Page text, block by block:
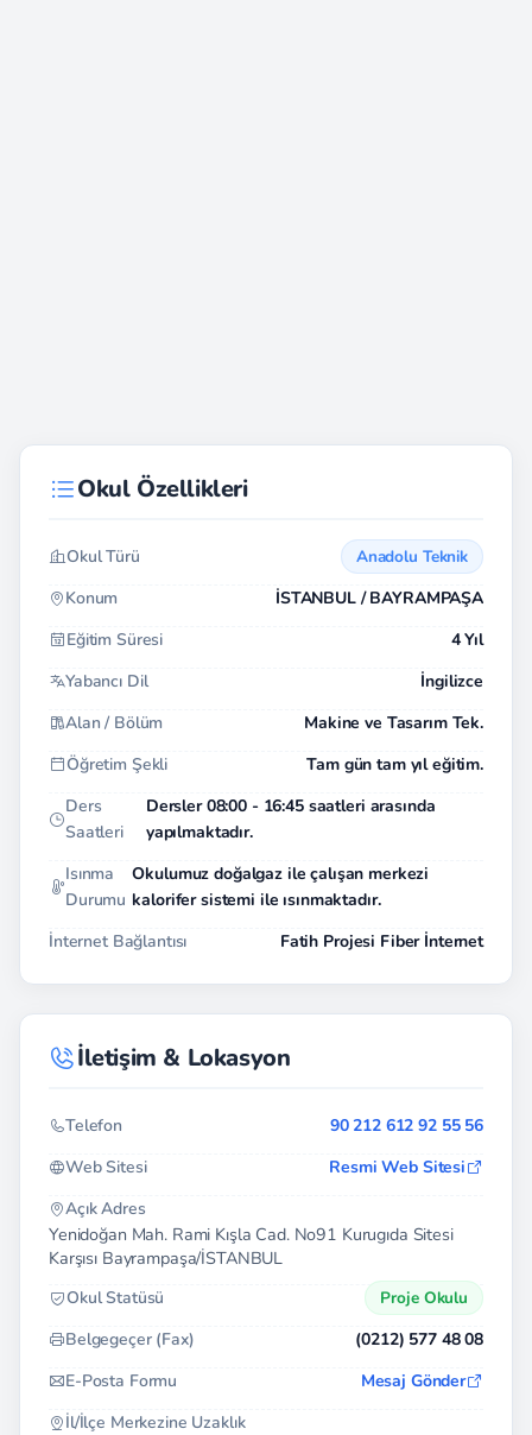
Okul Özellikleri
Okul Türü
Anadolu Teknik
Konum
İSTANBUL / BAYRAMPAŞA
Eğitim Süresi
4 Yıl
Yabancı Dil
İngilizce
Alan / Bölüm
Makine ve Tasarım Tek.
Öğretim Şekli
Tam gün tam yıl eğitim.
Ders
Saatleri
Dersler 08:00 - 16:45 saatleri arasında
yapılmaktadır.
Isınma
Durumu
Okulumuz doğalgaz ile çalışan merkezi
kalorifer sistemi ile ısınmaktadır.
İnternet Bağlantısı
Fatih Projesi Fiber İnternet
İletişim & Lokasyon
Telefon
90 212 612 92 55 56
Web Sitesi
Resmi Web Sitesi
Açık Adres
Yenidoğan Mah. Rami Kışla Cad. No91 Kurugıda Sitesi
Karşısı Bayrampaşa/İSTANBUL
Okul Statüsü
Proje Okulu
Belgegeçer (Fax)
(0212) 577 48 08
E-Posta Formu
Mesaj Gönder
İl/İlçe Merkezine Uzaklık